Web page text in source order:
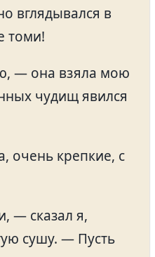
вглядывался в
томи!
— она взяла мою
чудищ явился
очень крепкие, с
— сказал я,
сушу. — Пусть